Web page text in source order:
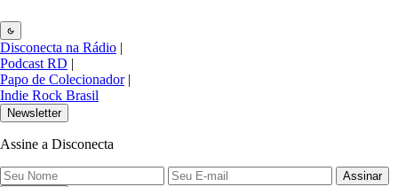
Disconecta na Rádio |
Podcast RD |
Papo de Colecionador |
Indie Rock Brasil
Newsletter
Assine a Disconecta
Assinar